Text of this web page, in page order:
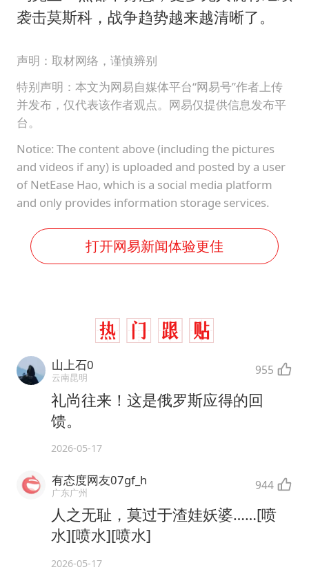
袭击莫斯科，战争趋势越来越清晰了。
声明：取材网络，谨慎辨别
特别声明：本文为网易自媒体平台“网易号”作者上传
并发布，仅代表该作者观点。网易仅提供信息发布平
台。
Notice: The content above (including the pictures
and videos if any) is uploaded and posted by a user
of NetEase Hao, which is a social media platform
and only provides information storage services.
打开网易新闻体验更佳
山上石0
云南昆明 955
礼尚往来！这是俄罗斯应得的回
馈。
2026-05-17
有态度网友07gf_h
广东广州 944
人之无耻，莫过于渣娃妖婆……[喷
水][喷水][喷水]
2026-05-17